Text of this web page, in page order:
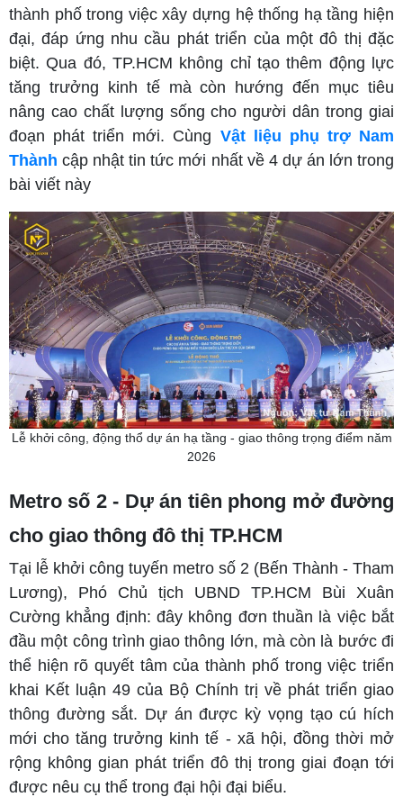
thành phố trong việc xây dựng hệ thống hạ tầng hiện
đại, đáp ứng nhu cầu phát triển của một đô thị đặc
biệt. Qua đó, TP.HCM không chỉ tạo thêm động lực
tăng trưởng kinh tế mà còn hướng đến mục tiêu
nâng cao chất lượng sống cho người dân trong giai
đoạn phát triển mới. Cùng Vật liệu phụ trợ Nam
Thành cập nhật tin tức mới nhất về 4 dự án lớn trong
bài viết này
Lễ khởi công, động thổ dự án hạ tầng - giao thông trọng điểm năm
2026
Metro số 2 - Dự án tiên phong mở đường
cho giao thông đô thị TP.HCM
Tại lễ khởi công tuyến metro số 2 (Bến Thành - Tham
Lương), Phó Chủ tịch UBND TP.HCM Bùi Xuân
Cường khẳng định: đây không đơn thuần là việc bắt
đầu một công trình giao thông lớn, mà còn là bước đi
thể hiện rõ quyết tâm của thành phố trong việc triển
khai Kết luận 49 của Bộ Chính trị về phát triển giao
thông đường sắt. Dự án được kỳ vọng tạo cú hích
mới cho tăng trưởng kinh tế - xã hội, đồng thời mở
rộng không gian phát triển đô thị trong giai đoạn tới
được nêu cụ thể trong đại hội đại biểu.